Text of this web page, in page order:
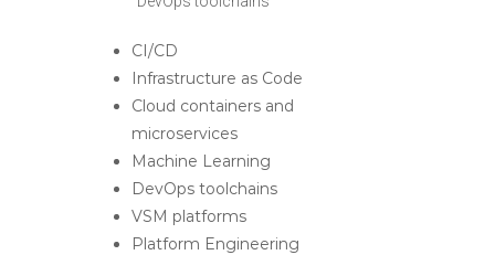
CI/CD
Infrastructure as Code
Cloud containers and
microservices
Machine Learning
DevOps toolchains
VSM platforms
Platform Engineering